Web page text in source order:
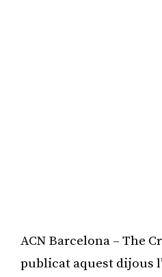
ACN Barcelona – The
publicat aquest dijous